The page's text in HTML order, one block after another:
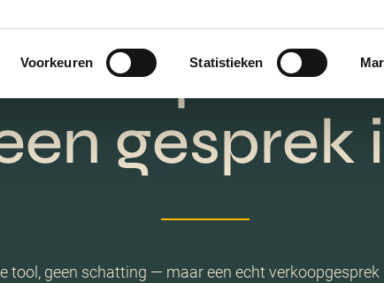
Voorkeuren Statistieken
gesprek
tool, geen schatting — maar een echt verkoopgesprek